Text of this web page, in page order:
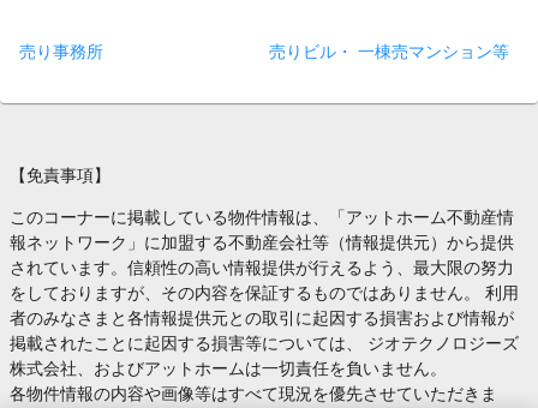
売り事務所 売りビル・ 一棟売マンション等
【免責事項】
このコーナーに掲載している物件情報は、「アットホーム不動産情
報ネットワーク」に加盟する不動産会社等（情報提供元）から提供
されています。信頼性の高い情報提供が行えるよう、最大限の努力
をしておりますが、その内容を保証するものではありません。 利用
者のみなさまと各情報提供元との取引に起因する損害および情報が
掲載されたことに起因する損害等については、 ジオテクノロジーズ
株式会社、およびアットホームは一切責任を負いません。
各物件情報の内容や画像等はすべて現況を優先させていただきま